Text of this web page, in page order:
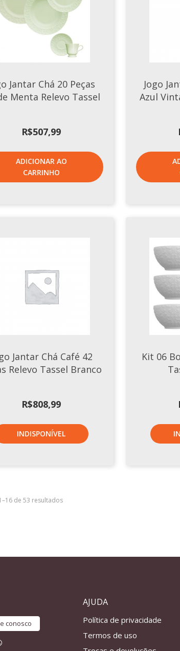
Jantar Chá 20 Peças
Menta Relevo Tassel
R$507,99
ADICIONAR AO
CARRINHO
Jogo
Azul
Jantar Chá Café 42
Relevo Tassel Branco
R$808,99
INDISPONÍVEL
Kit 06
de 53 resultados
conosco
AJUDA
Política de privacidade
Termos de uso